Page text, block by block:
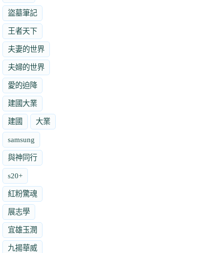
盜墓筆記
王者天下
夫妻的世界
夫婦的世界
愛的迫降
建國大業
建國 大業
samsung
與神同行
s20+
紅粉驚魂
展志學
宜雄玉潤
九揚華威